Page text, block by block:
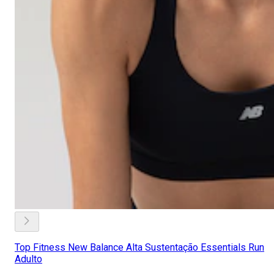
Top Fitness New Balance Alta Sustentação Essentials Run
Adulto